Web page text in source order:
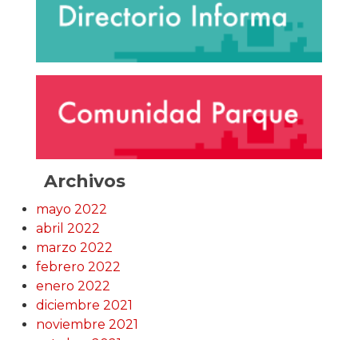
Archivos
mayo 2022
abril 2022
marzo 2022
febrero 2022
enero 2022
diciembre 2021
noviembre 2021